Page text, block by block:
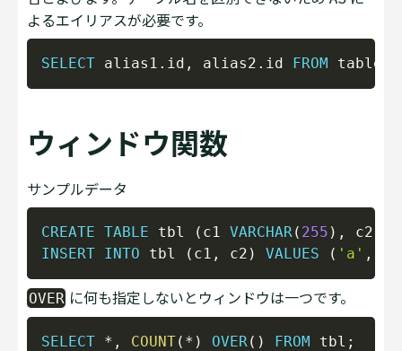
よるエイリアスが必要です。
SELECT alias1 . id , alias2 . id FROM
ウィンドウ関数
サンプルデータ
CREATE TABLE tbl ( c1 VARCHAR ( 255 ) , c2
INSERT INTO tbl ( c1 , c2 ) VALUES ( 'a' ,
OVER に何も指定しないとウィンドウは一つです。
SELECT * , COUNT( * ) OVER ( ) FROM tbl ;